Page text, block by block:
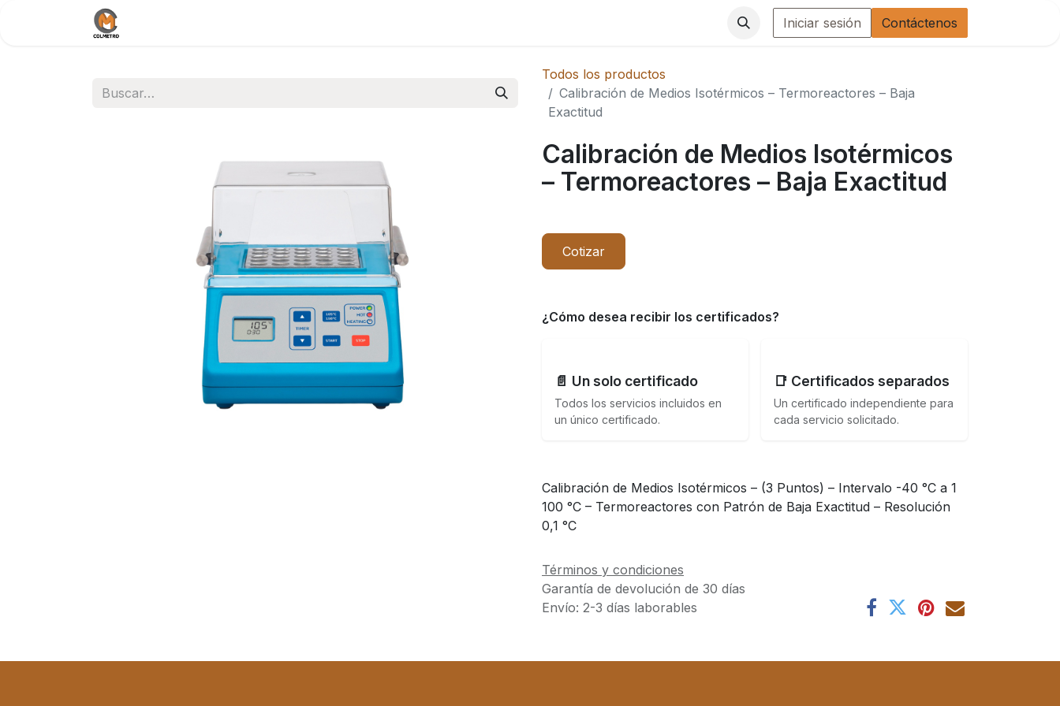
Iniciar sesión Contáctenos
Todos los productos
Calibración de Medios Isotérmicos – Termoreactores – Baja
Exactitud
Calibración de Medios Isotérmicos
– Termoreactores – Baja Exactitud
Cotizar
¿Cómo desea recibir los certificados?
📄 Un solo certificado
Todos los servicios incluidos en
un único certificado.
📑 Certificados separados
Un certificado independiente para
cada servicio solicitado.
Calibración de Medios Isotérmicos – (3 Puntos) – Intervalo -40 °C a 1
100 °C – Termoreactores con Patrón de Baja Exactitud – Resolución
0,1 °C
Términos y condiciones
Garantía de devolución de 30 días
Envío: 2-3 días laborables